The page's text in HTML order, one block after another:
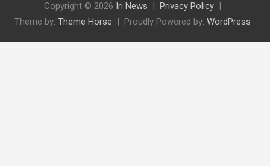
Copyright © 2026 Iri News
Privacy Policy
Theme by: Theme Horse Proudly Powered by: WordPress